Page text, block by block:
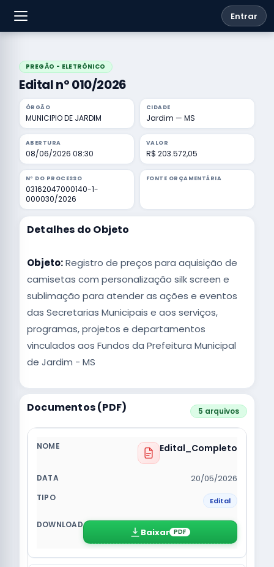
Entrar
PREGÃO - ELETRÔNICO
Edital nº 010/2026
ÓRGÃO
MUNICIPIO DE JARDIM
CIDADE
Jardim — MS
ABERTURA
08/06/2026 08:30
VALOR
R$ 203.572,05
Nº DO PROCESSO
03162047000140-1-
000030/2026
FONTE ORÇAMENTÁRIA
Detalhes do Objeto
Objeto:Registro de preços para aquisição de
camisetas com personalização silk screen e
sublimação para atender as ações e eventos
das Secretarias Municipais e aos serviços,
programas, projetos e departamentos
vinculados aos Fundos da Prefeitura Municipal
de Jardim - MS
Documentos (PDF) 5 arquivos
Edital_Completo
20/05/2026
Edital
Baixar PDF